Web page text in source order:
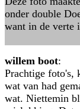
onder double
want in de verte
willem boot:
Prachtige foto's,
wat van had
wat. Niettemin